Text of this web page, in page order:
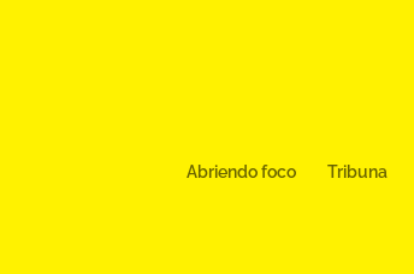
Abriendo foco Tribuna